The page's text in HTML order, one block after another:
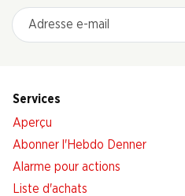
Adresse e-mail
Services
Aperçu
Abonner l'Hebdo Denner
Alarme pour actions
Liste d'achats